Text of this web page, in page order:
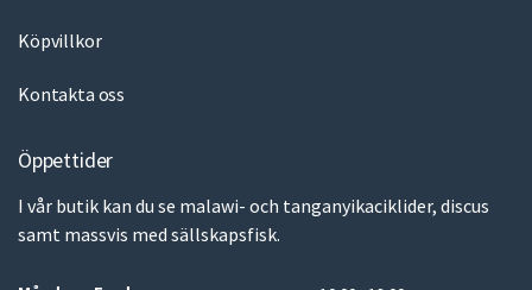
Köpvillkor
Kontakta oss
Öppettider
I vår butik kan du se malawi- och tanganyikaciklider, discus
samt massvis med sällskapsfisk.